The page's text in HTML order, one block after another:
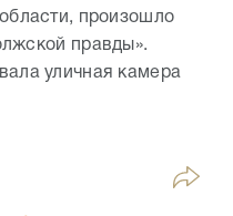
произошло
правды».
уличная камера